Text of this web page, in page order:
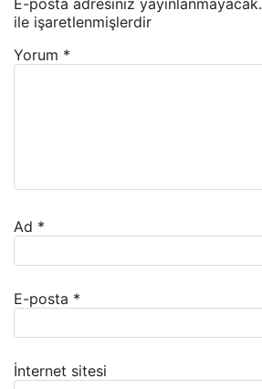
E-posta adresiniz yayınlanmayacak.
ile işaretlenmişlerdir
Yorum *
Ad *
E-posta *
İnternet sitesi